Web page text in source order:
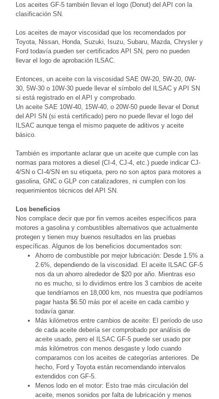
Los aceites GF-5 también llevan el logo (Donut) del API con la
clasificación SN.
Los aceites de mayor viscosidad que los recomendados por
Toyota, Nissan, Honda, Suzuki, Isuzu, Subaru, Mazda, Chrysler y
Ford todavía pueden ser certificados API SN, pero no pueden
llevar el logo de aprobación ILSAC.
Entonces, un aceite con la viscosidad SAE 0W-20, 5W-20, 0W-
30, 5W-30 o 10W-30 puede llevar el símbolo del ILSAC y API SN
si está registrado en el API y comprobado.
Un aceite SAE 10W-40, 15W-40, o 20W-50 puede llevar el Donut
del API SN (si está certificado) pero no puede llevar el logo del
ILSAC aunque tenga el mismo paquete de aditivos y aceite
básico.
También es importante aclarar que un aceite que cumple con las
normas para motores a diesel (CI-4, CJ-4, etc.) puede indicar CJ-
4/SN o CI-4/SN en su etiqueta, pero no son aptos para motores a
gasolina, GNC o GLP con catalizadores, ni cumplen con los
requerimientos técnicos del API SN.
Los beneficios
Nos complace decir que por fin vemos aceites específicos para
motores a gasolina y combustibles alternativos que actualmente
protegen y tienen muy buenos resultados en las pruebas
específicas. Algunos de los beneficios documentados son:
Ahorro de combustible por mejor lubricación: Desde 1.5% a
2.6%, dependiendo de la viscosidad. El aceite ILSAC GF-5
nos da un ahorro alrededor de $20 por año. Mientras eso
no es mucho, si lo dividimos entre los 3 cambios de aceite
que tendríamos en 18,000 km, nos muestra que podríamos
pagar hasta $6.50 más por el aceite en cada cambio y
todavía ganar.
Más kilómetros entre cambios de aceite: El período de uso
de cada aceite debería ser comprobado por análisis de
aceite usado, pero el ILSAC GF-5 puede ser usado por
más kilómetros con menos desgaste y lodo cuando
comparamos con los aceites de categorías anteriores. De
hecho, Ford y Toyota están recomendando intervalos
extendidos con GF-5.
Menos lodo en el motor: Esto trae más circulación del
aceite, menos sonidos por falta de lubricación y menos